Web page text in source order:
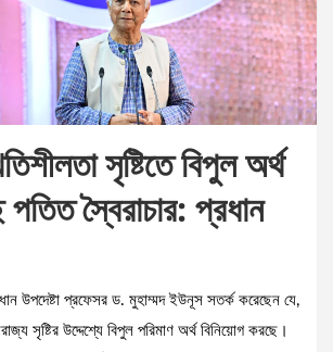
সৃষ্টিতে বিপুল অর্থ
স্বৈরাচার: প্রধান
উপদেষ্টা প্রফেসর ড. মুহাম্মদ ইউনূস সতর্ক করেছেন যে,
সৃষ্টির উদ্দেশ্যে বিপুল পরিমাণ অর্থ বিনিয়োগ করছে।